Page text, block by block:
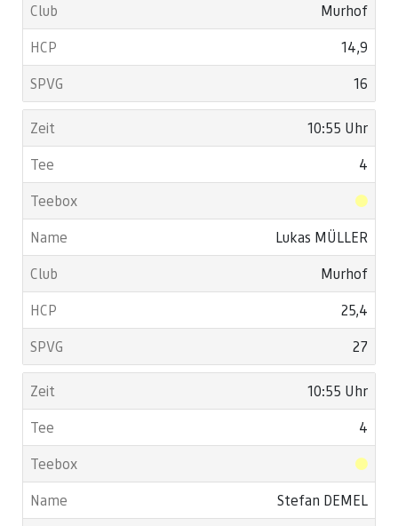
Murhof
14,9
16
10:55 Uhr
4
Lukas MÜLLER
Murhof
25,4
27
10:55 Uhr
4
Stefan DEMEL